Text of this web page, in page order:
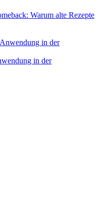
Warum alte Rezepte
in der